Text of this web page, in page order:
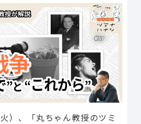
）、「丸ちゃん教授のツミ